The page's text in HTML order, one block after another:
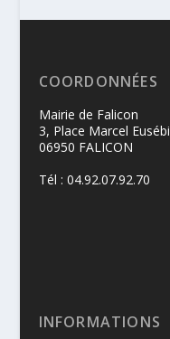
COORDONNÉES
Mairie de Falicon
3, Place Marcel Eusébi
06950 FALICON
Tél : 04.92.07.92.70
INFORMATIONS